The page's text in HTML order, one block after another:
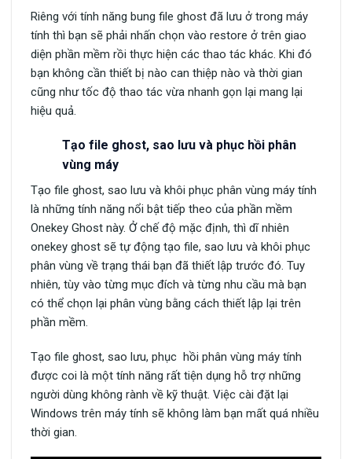
Riêng với tính năng bung file ghost đã lưu ở trong máy
tính thì bạn sẽ phải nhấn chọn vào restore ở trên giao
diện phần mềm rồi thực hiện các thao tác khác. Khi đó
bạn không cần thiết bị nào can thiệp nào và thời gian
cũng như tốc độ thao tác vừa nhanh gọn lại mang lại
hiệu quả.
Tạo file ghost, sao lưu và phục hồi phân
vùng máy
Tạo file ghost, sao lưu và khôi phục phân vùng máy tính
là những tính năng nổi bật tiếp theo của phần mềm
Onekey Ghost này. Ở chế độ mặc định, thì dĩ nhiên
onekey ghost sẽ tự động tạo file, sao lưu và khôi phục
phân vùng về trạng thái bạn đã thiết lập trước đó. Tuy
nhiên, tùy vào từng mục đích và từng nhu cầu mà bạn
có thể chọn lại phân vùng bằng cách thiết lập lại trên
phần mềm.
Tạo file ghost, sao lưu, phục hồi phân vùng máy tính
được coi là một tính năng rất tiện dụng hỗ trợ những
người dùng không rành về kỹ thuật. Việc cài đặt lại
Windows trên máy tính sẽ không làm bạn mất quá nhiều
thời gian.